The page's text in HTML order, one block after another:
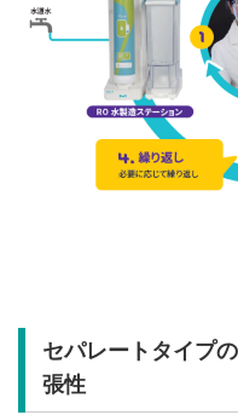
セパレートタイプ
張性